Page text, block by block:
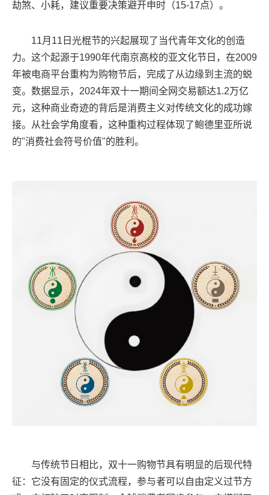
劫煞、小耗，建议重要决策避开申时（15-17点）。
11月11日光棍节的兴起展现了当代青年文化的创造
力。这个起源于1990年代南京高校的亚文化节日，在2009
年被电商平台重构为购物节后，完成了从边缘到主流的蜕
变。数据显示，2024年双十一期间全网交易额达1.2万亿
元，这种商业奇迹的背后是消费主义对传统文化的成功嫁
接。从社会学角度看，这种重构过程体现了鲍德里亚所说
的"消费社会符号价值"的胜利。
与传统节日相比，双十一购物节具有明显的后现代特
征：它没有固定的仪式流程，参与者可以自由定义过节方